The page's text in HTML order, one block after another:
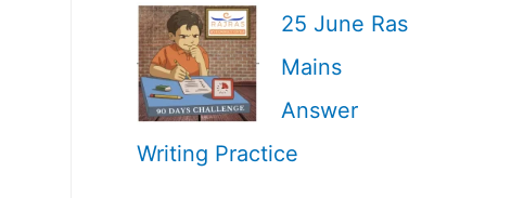
25 June Ras
Mains
Answer
Writing Practice